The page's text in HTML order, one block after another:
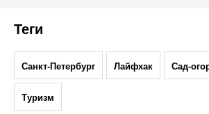
Теги
Санкт-Петербург Лайфхак Сад-
Туризм